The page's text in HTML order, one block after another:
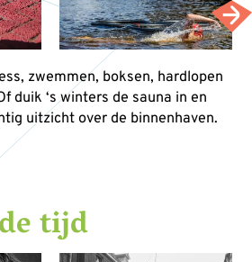
zwemmen, boksen, hardlopen
duik ‘s winters de sauna in en
uitzicht over de binnenhaven.
tijd